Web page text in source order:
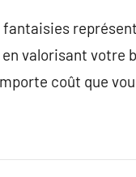
fantaisies
valorisant votre
coût que